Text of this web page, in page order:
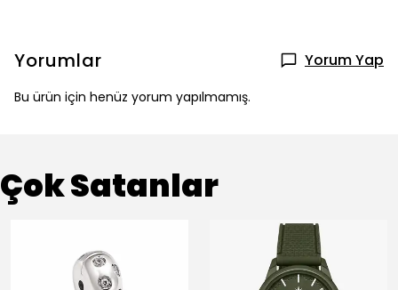
Yorumlar Yorum Yap
Bu ürün için henüz yorum yapılmamış.
Çok Satanlar